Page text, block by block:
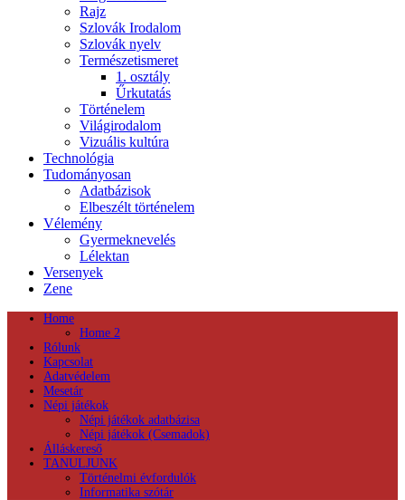
Rajz
Szlovák Irodalom
Szlovák nyelv
Természetismeret
1. osztály
Űrkutatás
Történelem
Világirodalom
Vizuális kultúra
Technológia
Tudományosan
Adatbázisok
Elbeszélt történelem
Vélemény
Gyermeknevelés
Lélektan
Versenyek
Zene
Home
Home 2
Rólunk
Kapcsolat
Adatvédelem
Mesetár
Népi játékok
Népi játékok adatbázisa
Népi játékok (Csemadok)
Álláskereső
TANULJUNK
Történelmi évfordulók
Informatika szótár